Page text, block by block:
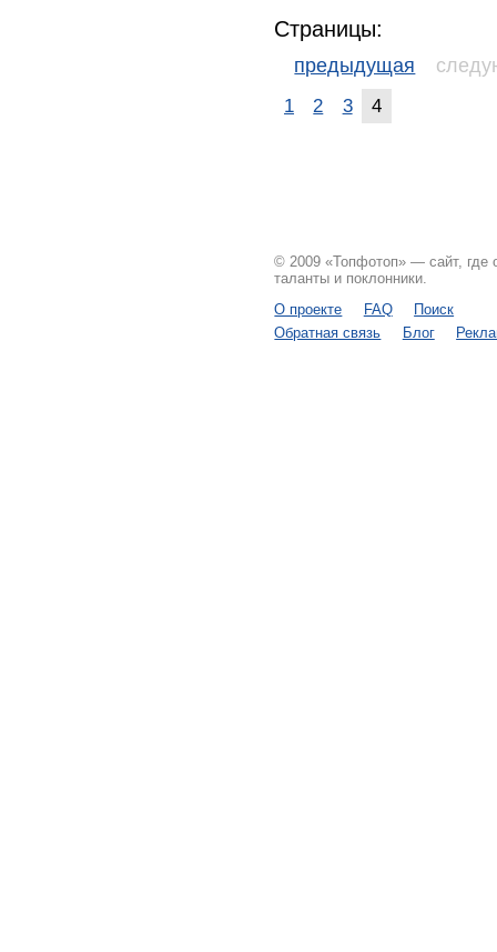
Страницы:
предыдущая
1 2 3 4
© 2009 «Топфотоп» — сайт, где
таланты и поклонники.
О проекте
FAQ
Поиск
Обратная связь
Блог